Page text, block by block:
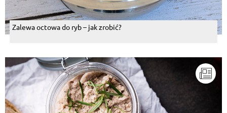
Zalewa octowa do ryb – jak zrobić?